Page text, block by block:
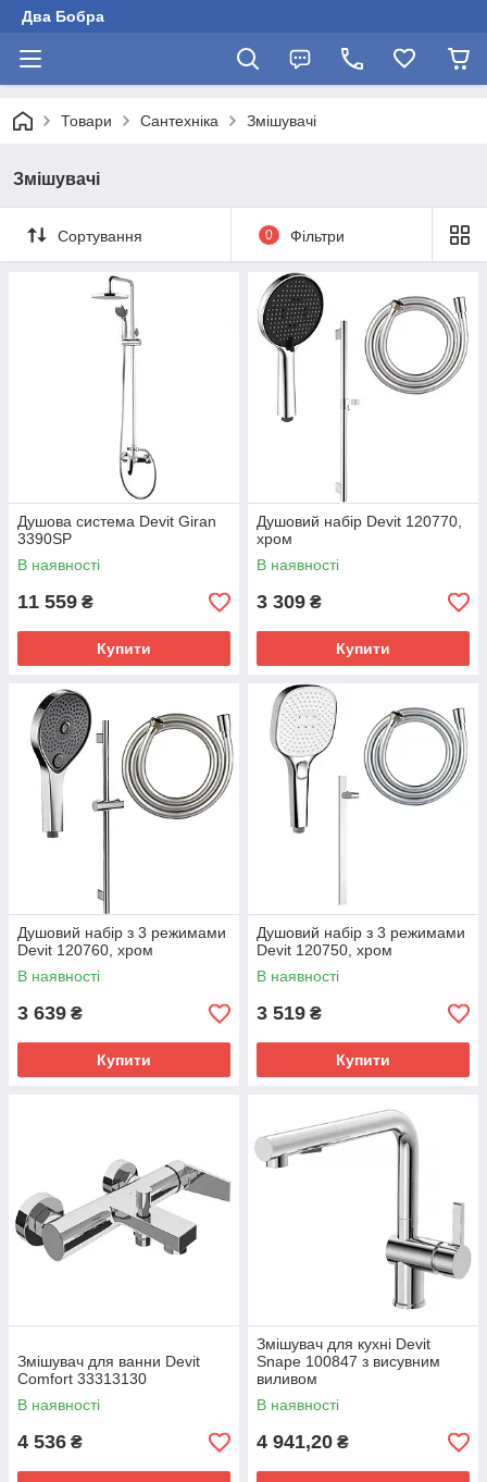
Два Бобра
Товари Сантехніка Змішувачі
Змішувачі
Сортування 0 Фільтри
Душова система Devit Giran
3390SP
В наявності
11 559 ₴
Купити
Душовий набір Devit 120770,
хром
В наявності
3 309 ₴
Купити
Душовий набір з 3 режимами
Devit 120760, хром
В наявності
3 639 ₴
Купити
Душовий набір з 3 режимами
Devit 120750, хром
В наявності
3 519 ₴
Купити
Змішувач для ванни Devit
Comfort 33313130
В наявності
4 536 ₴
Змішувач для кухні Devit
Snape 100847 з висувним
виливом
В наявності
4 941,20 ₴